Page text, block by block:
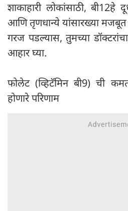
शाकाहारी लोकांसाठी,
आणि तृणधान्ये यांसारख्या
गरज पडल्यास, तुमच्या
आहार घ्या.
फोलेट (व्हिटॅमिन बी9) ची
होणारे परिणाम